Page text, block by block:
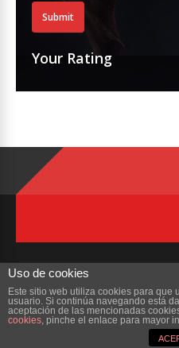
Submit
Your Rating
Copyright © 2023
¿Quienes
Uso de cookies
Este sitio web utiliza cookies para que
usuario. Si continúa navegando está
aceptación de las mencionadas
cookies, pinche el enlace para mayor